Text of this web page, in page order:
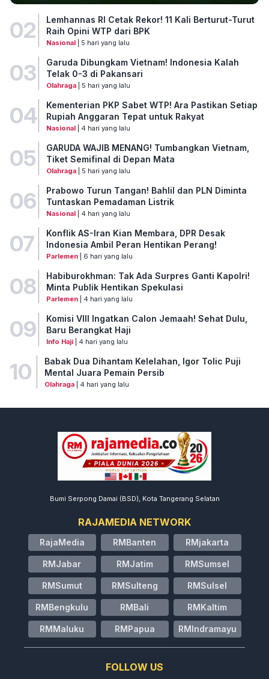
02
Lemhannas RI Cetak Rekor! 11 Kali Berturut-Turut
Raih Opini WTP dari BPK
Nasional| 5 hari yang lalu
03
Garuda Dibungkam Vietnam! Indonesia Kalah
Telak 0-3 di Pakansari
Olahraga| 5 hari yang lalu
04
Kementerian PKP Sabet WTP! Ara Pastikan Setiap
Rupiah Anggaran Tepat untuk Rakyat
Nasional| 4 hari yang lalu
05
GARUDA WAJIB MENANG! Tumbangkan Vietnam,
Tiket Semifinal di Depan Mata
Olahraga| 5 hari yang lalu
06
Prabowo Turun Tangan! Bahlil dan PLN Diminta
Tuntaskan Pemadaman Listrik
Nasional| 4 hari yang lalu
07
Konflik AS-Iran Kian Membara, DPR Desak
Indonesia Ambil Peran Hentikan Perang!
Parlemen| 6 hari yang lalu
08
Habiburokhman: Tak Ada Surpres Ganti Kapolri!
Minta Publik Hentikan Spekulasi
Parlemen| 4 hari yang lalu
09
Komisi VIII Ingatkan Calon Jemaah! Sehat Dulu,
Baru Berangkat Haji
Info Haji| 4 hari yang lalu
10
Babak Dua Dihantam Kelelahan, Igor Tolic Puji
Mental Juara Pemain Persib
Olahraga| 4 hari yang lalu
Bumi Serpong Damai (BSD), Kota Tangerang Selatan
RAJAMEDIA NETWORK
RajaMedia RMBanten RMjakarta
RMJabar RMJatim RMSumsel
RMSumut RMSulteng RMSulsel
RMBengkulu RMBali RMKaltim
RMMaluku RMPapua RMIndramayu
FOLLOW US